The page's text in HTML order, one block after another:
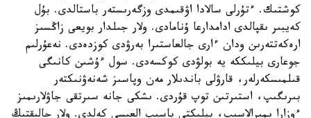
كوشتىك. ءتۇرلى سالادا اۋقىمدى وزگەرىستەر باستالدى. بۇل
كەيبىر ىقپالدى ادامدارعا ۇنامادى. ولار جىلدار بويعى زاڭسىز
ارەكەتتەرىن ودان ءارى جالعاستىرا بەرۋدى كوزدەدى. نەعۇرلىم
جوعارى بيلىككە يە بولۋدى كوكسەدى. سول ءۇشىن كانىگى
قىلمىسكەرلەر، قارۋلى باندىلار مەن وپاسىز شەنەۋنىكتەر
بىرىگىپ، استىرتىن توپ قۇردى. ىشكى جانە سىرتقى جاۋلارىمىز